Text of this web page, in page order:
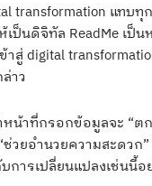
transformation แทบ
ป็นดิจิทัล ReadMe เป็
สู่ digital
าว
หน้าที่กรอกข้อมูลจะ “ต
วยอำนวยความสะดวก
ารเปลี่ยนแปลงเช่นนี้อ